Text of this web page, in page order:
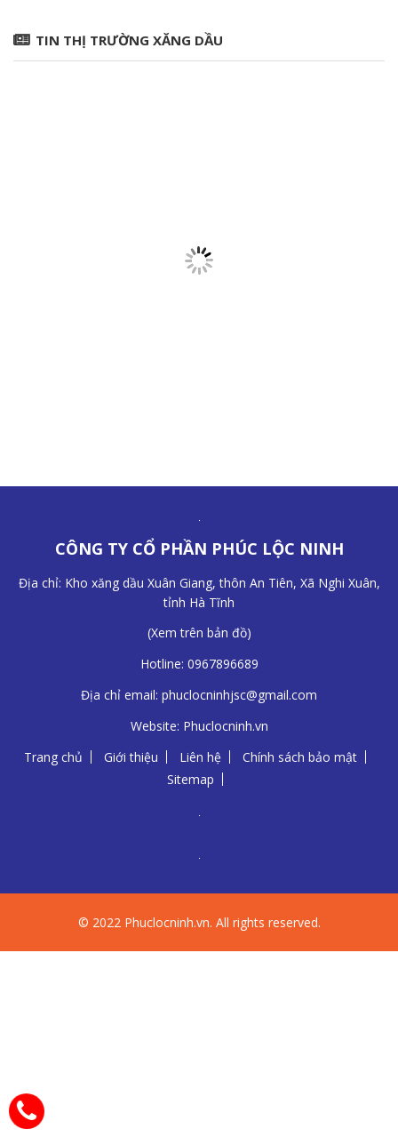
TIN THỊ TRƯỜNG XĂNG DẦU
CÔNG TY CỔ PHẦN PHÚC LỘC NINH
Địa chỉ: Kho xăng dầu Xuân Giang, thôn An Tiên, Xã Nghi Xuân,
tỉnh Hà Tĩnh
(Xem trên bản đồ)
Hotline: 0967896689
Địa chỉ email: phuclocninhjsc@gmail.com
Website: Phuclocninh.vn
Trang chủ
Giới thiệu Liên hệ
Chính sách bảo mật
Sitemap
© 2022 Phuclocninh.vn. All rights reserved.